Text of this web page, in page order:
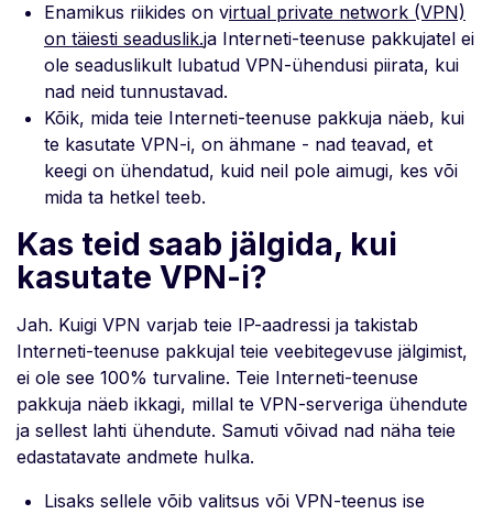
Enamikus riikides on virtual private network (VPN)
on täiesti seaduslik.ja Interneti-teenuse pakkujatel ei
ole seaduslikult lubatud VPN-ühendusi piirata, kui
nad neid tunnustavad.
Kõik, mida teie Interneti-teenuse pakkuja näeb, kui
te kasutate VPN-i, on ähmane - nad teavad, et
keegi on ühendatud, kuid neil pole aimugi, kes või
mida ta hetkel teeb.
Kas teid saab jälgida, kui
kasutate VPN-i?
Jah. Kuigi VPN varjab teie IP-aadressi ja takistab
Interneti-teenuse pakkujal teie veebitegevuse jälgimist,
ei ole see 100% turvaline. Teie Interneti-teenuse
pakkuja näeb ikkagi, millal te VPN-serveriga ühendute
ja sellest lahti ühendute. Samuti võivad nad näha teie
edastatavate andmete hulka.
Lisaks sellele võib valitsus või VPN-teenus ise